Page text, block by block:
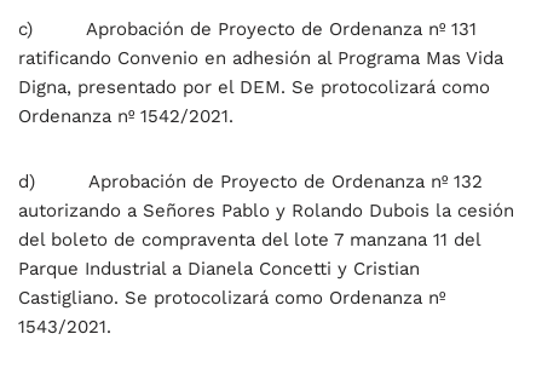
c) Aprobación de Proyecto de Ordenanza nº 131
ratificando Convenio en adhesión al Programa Mas Vida
Digna, presentado por el DEM. Se protocolizará como
Ordenanza nº 1542/2021.
d) Aprobación de Proyecto de Ordenanza nº 132
autorizando a Señores Pablo y Rolando Dubois la cesión
del boleto de compraventa del lote 7 manzana 11 del
Parque Industrial a Dianela Concetti y Cristian
Castigliano. Se protocolizará como Ordenanza nº
1543/2021.